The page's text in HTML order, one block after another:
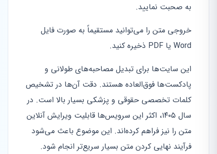
به صحبت نمایید.
خروجی متن را می‌توانید مستقیماً به صورت فایل
Word یا PDF ذخیره کنید.
این سایت‌ها برای تبدیل مصاحبه‌های طولانی و
پادکست‌ها فوق‌العاده هستند. دقت آن‌ها در تشخیص
کلمات تخصصی حقوقی و پزشکی بسیار بالا است. در
سال ۱۴۰۵، اکثر این سرویس‌ها قابلیت ویرایش آنلاین
متن را نیز فراهم کرده‌اند. این موضوع باعث می‌شود
فرآیند نهایی کردن متن بسیار سریع‌تر انجام شود.